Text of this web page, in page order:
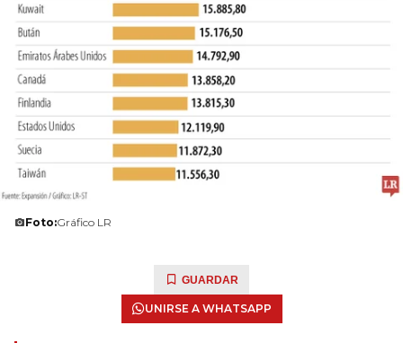
Foto:Gráfico LR
GUARDAR
UNIRSE A WHATSAPP